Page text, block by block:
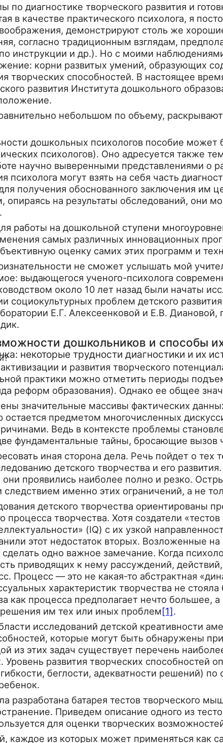
по диагностике творчес­кого развития и
в качестве практического психолога, я
демонстрируют столь же
согласно традиционным взглядам,
инст­рукции и др.). Но с моими
корни развитых умений, образующих
творческих способностей. В настоящее
развития Института дошкольного
небольшом по объему,
дошкольных психо­логов пособие может
психологов). Оно адресуется также
научно выверенными представлениями
психолога могут взять на себя часть
получе­ния обоснованного заключения им
на результаты обследований, они
работы на дошкольной ступени
самых различных инновационных
оценку самих этих программ и
не сможет услышать мой
выдающегося ученого-психолога
около 10 лет назад были начаты
социокультурных проблем детского
Е.Г. Алексеенковой и Е.В.
дошкольников и способы
некоторые трудности диагностики и их
и развития твор­ческого
прак­тики можно отметить периоды
реформ образования). Однако ее общее
значительные массивы фактических
предметом многочисленных
Ведь в контексте проблемы
фундаментальные тайны, бросающие
иная сторона дела. Речь пойдет о
детского творчества и его
они проявились наиболее полно и резко.
следствием именно этих огра­ничений, а не
детского творчества ориентированы
творчества. Хотя создатели
(IQ) с их узкой
этот недостаток вторых. Возложенные
одно важ­ное замечание. Когда
приводящих к нему рассуждений,
Процесс — это не какая-то абстракт­ная
характе­ристик творчества не
как процесса предполагает нечто
им тех или иных проблем[1].
исследований дет­ской креативности
которые могут быть обнаружены
из этих задач существует перечень
развития творческих способ­ностей
беглости, адекватнос­ти решений)
разработана батарея тес­тов творческого
Приведем описание одного из
для оценки творческих
каждое из которых может применяться как